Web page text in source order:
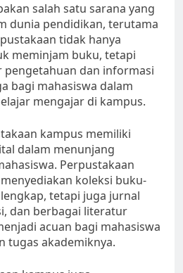
salah satu sarana yang
dunia pendidikan, terutama
tidak hanya
meminjam buku, tetapi
pengetahuan dan informasi
bagi mahasiswa dalam
mengajar di kampus.
kampus memiliki
dalam menunjang
Perpustakaan
koleksi buku-
tetapi juga jurnal
dan berbagai literatur
acuan bagi mahasiswa
tugas akademiknya.